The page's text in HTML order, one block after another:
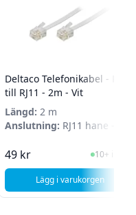
till 6P4C(RJ11), 5m, vit
Deltaco Telefonikabel - RJ11
till RJ11 - 2m - Vit
Längd: 2 m
Anslutning: RJ11 hane -
49 kr I Lager
10+ i lager
Lägg i varukorgen
, Deltaco